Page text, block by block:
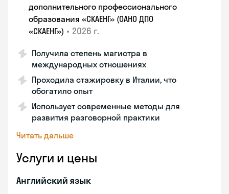
дополнительного профессионального
образования «СКАЕНГ» (ОАНО ДПО
«СКАЕНГ») • 2026 г.
Получила степень магистра в
международных отношениях
Проходила стажировку в Италии, что
обогатило опыт
Использует современные методы для
развития разговорной практики
Читать дальше
Услуги и цены
Английский язык